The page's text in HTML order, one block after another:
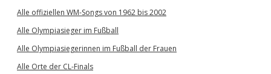
Alle offiziellen WM-Songs von 1962 bis 2002
Alle Olympiasieger im Fußball
Alle Olympiasiegerinnen im Fußball der Frauen
Alle Orte der CL-Finals